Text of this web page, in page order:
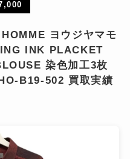
ヨウジヤマモ
INK PLACKET
染色加工3枚
B19-502 買取実績